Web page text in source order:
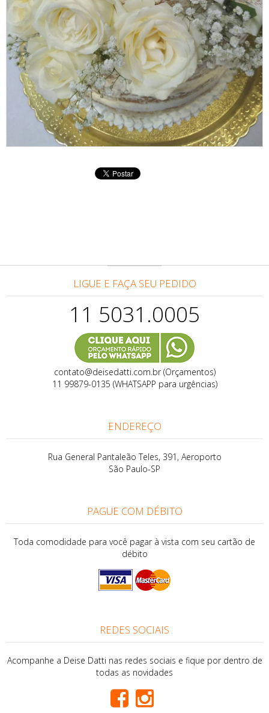
LIGUE E FAÇA SEU PEDIDO
11 5031.0005
contato@deisedatti.com.br (Orçamentos)
11 99879-0135 (WHATSAPP para urgências)
ENDEREÇO
Rua General Pantaleão Teles, 391, Aeroporto
São Paulo-SP
PAGUE COM DÉBITO
Toda comodidade para você pagar à vista com seu cartão de
débito
REDES SOCIAIS
Acompanhe a Deise Datti nas redes sociais e fique por dentro de
todas as novidades